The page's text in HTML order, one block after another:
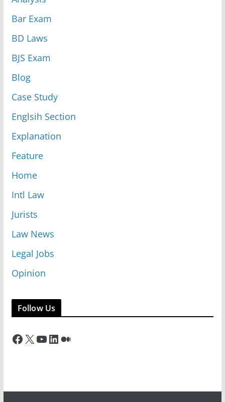
Bar Exam
BD Laws
BJS Exam
Blog
Case Study
Englsih Section
Explanation
Feature
Home
Intl Law
Jurists
Law News
Legal Jobs
Opinion
Follow Us
Facebook X YouTube LinkedIn Medium